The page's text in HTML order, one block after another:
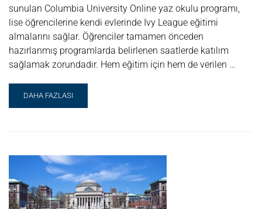
sunulan Columbia University Online yaz okulu programı,
lise öğrencilerine kendi evlerinde Ivy League eğitimi
almalarını sağlar. Öğrenciler tamamen önceden
hazırlanmış programlarda belirlenen saatlerde katılım
sağlamak zorundadır. Hem eğitim için hem de verilen …
READ
MORE
SUMMER
IMMERSION
PROGRAMS
DAHA FAZLASI